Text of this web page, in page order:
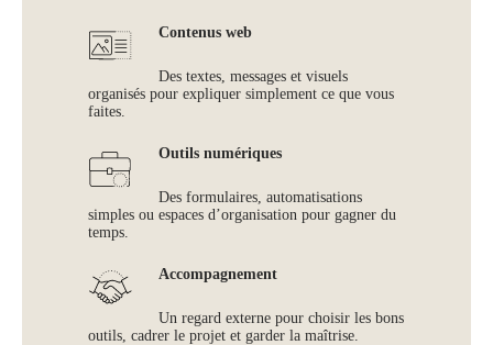
Contenus web
Des textes, messages et visuels
organisés pour expliquer simplement ce que vous
faites.
Outils numériques
Des formulaires, automatisations
simples ou espaces d’organisation pour gagner du
temps.
Accompagnement
Un regard externe pour choisir les bons
outils, cadrer le projet et garder la maîtrise.